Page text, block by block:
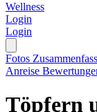
Wellness
Login
Login
Fotos
Anreise
Töpfern